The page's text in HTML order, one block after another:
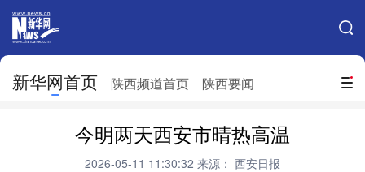
搜索
新华网首页 陕西频道首页 陕西要闻
网站地图
天津 河北
今明两天西安市晴热高温
2026-05-11 11:30:32 来源： 西安日报